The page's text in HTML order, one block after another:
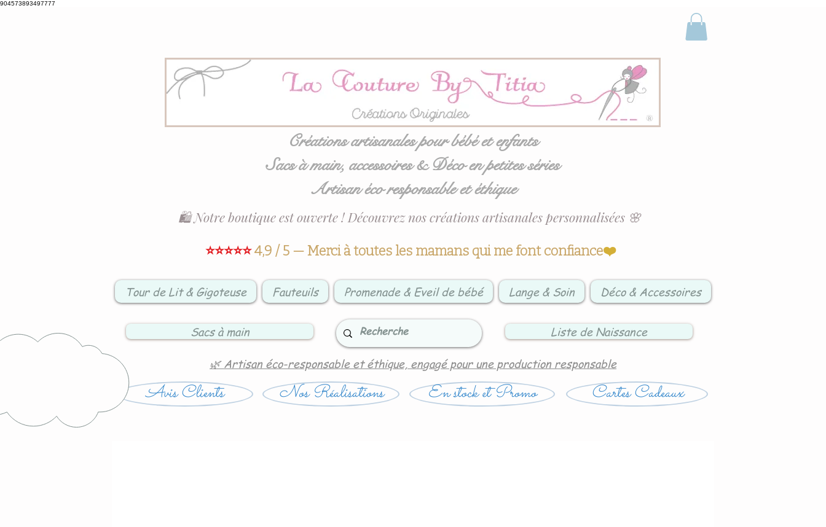
904573893497777
Créations artisanales pour bébé et enfants
Sacs à main, accessoires & Déco en petites séries
Artisan éco responsable et éthique
⭐⭐⭐⭐⭐4,9 / 5 — Merci à toutes les mamans qui me font confiance❤️
🛍️ Notre boutique est ouverte ! Découvrez nos créations artisanales personnalisées 🌸
Tour de Lit & Gigoteuse Fauteuils Promenade & Eveil de bébé Lange & Soin Déco & Accessoires
Sacs à main Liste de Naissance
🌿 Artisan éco-responsable et éthique, engagé pour une production responsable
Avis Clients Nos Réalisations En stock et Promo Cartes Cadeaux